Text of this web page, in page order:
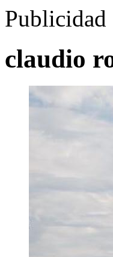
Publicidad
claudio